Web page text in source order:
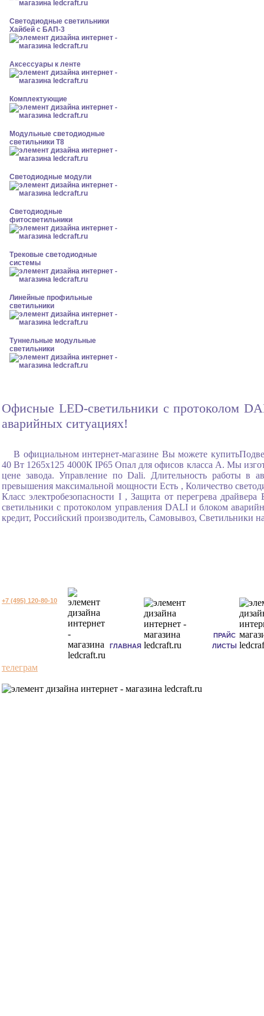
Светодиодные светильники
Хайбей с БАП-3
Аксессуары к ленте
Комплектующие
Модульные светодиодные
светильники Т8
Светодиодные модули
Светодиодные
фитосветильники
Трековые светодиодные
системы
Линейные профильные
светильники
Туннельные модульные
светильники
Офисные LED-светильники с протоколом
аварийных ситуациях!
В официальном интернет-магазине Вы можете
40 Вт 1265x125 4000К IP65 Опал для офисов класса А. Мы
цене завода. Управление по Dali. Длительность работы
превышения максимальной мощности Есть , Количество
Класс электробезопасности I , Защита от перегрева
светильники с протоколом управления DALI и блоком
кредит, Российский производитель, Самовывоз, Светильники
+7 (495) 120-80-10
ГЛАВНАЯ
ПРАЙС
ЛИСТЫ
телеграм